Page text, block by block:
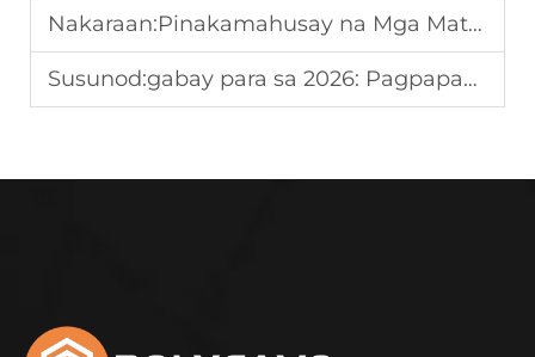
Nakaraan:Pinakamahusay na Mga Materyales para sa mga Tanda na Gawa sa Corrugated Plastic para sa Paggamit sa Negosyo
Susunod:gabay para sa 2026: Pagpapahusay ng Espasyo sa Imbakan Gamit ang Pallet Sleeve Box